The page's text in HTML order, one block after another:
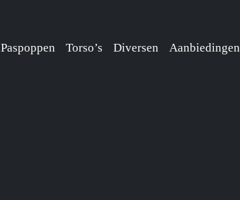
Paspoppen Torso’s Diversen Aanbiedingen